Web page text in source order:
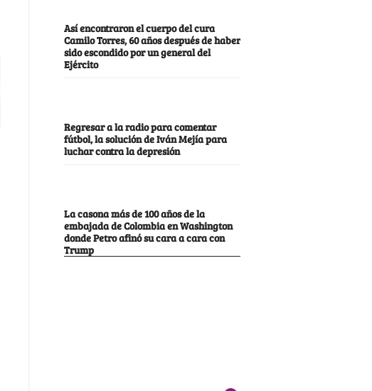
Así encontraron el cuerpo del cura
Camilo Torres, 60 años después de haber
sido escondido por un general del
Ejército
Regresar a la radio para comentar
fútbol, la solución de Iván Mejía para
luchar contra la depresión
La casona más de 100 años de la
embajada de Colombia en Washington
donde Petro afinó su cara a cara con
Trump